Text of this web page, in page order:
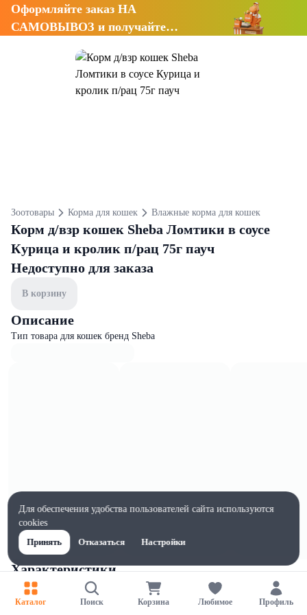
Оформляйте заказ НА
САМОВЫВОЗ и получайте
Зоотовары Корма для кошек Влажные корма для кошек
Корм д/взр кошек Sheba Ломтики в соусе
Курица и кролик п/рац 75г пауч
Недоступно для заказа
В корзину
Описание
Тип товара для кошек бренд Sheba
Характеристики
Ширина, мм
91
Каталог Поиск Корзина Любимое Профиль
Для обеспечения удобства пользователей сайта используются
cookies
Принять
Отказаться Настройки